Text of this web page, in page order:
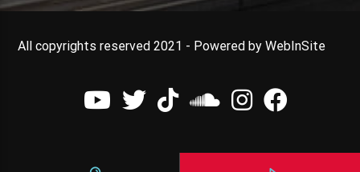
All copyrights reserved 2021 - Powered by WebInSite